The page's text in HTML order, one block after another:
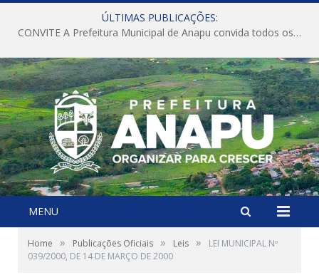
ÚLTIMAS PUBLICAÇÕES:
CONVITE A Prefeitura Municipal de Anapu convida todos os servidores públicos municipais para participarem da Audiência Pública de discussão da Lei de Diretrizes Orçamentárias (LDO), importante instrumento de planejamento das ações e investimentos da Administração Pública para o próximo exercício financeiro.
MENU
Home » Publicações Oficiais » Leis »
LEI MUNICIPAL Nº
039/2000, DE 14 DE MARÇO DE 2000